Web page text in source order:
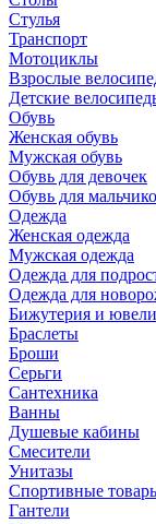
Стулья
Транспорт
Мотоциклы
Взрослые
Детские
Обувь
Женская обувь
Мужская обувь
Обувь для девочек
Обувь для
Одежда
Женская одежда
Мужская одежда
Одежда для
Одежда для
Бижутерия и
Браслеты
Броши
Серьги
Сантехника
Ванны
Душевые кабины
Смесители
Унитазы
Спортивные
Гантели